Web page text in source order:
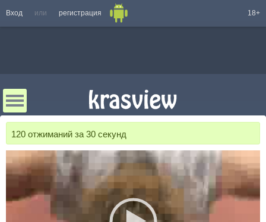
Вход или регистрация 18+
120 отжиманий за 30 секунд